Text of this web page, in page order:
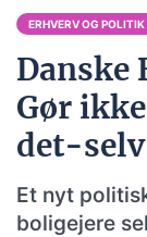
ERHVERV OG POLITIK
Danske
Gør
det-
Et nyt
boligejere